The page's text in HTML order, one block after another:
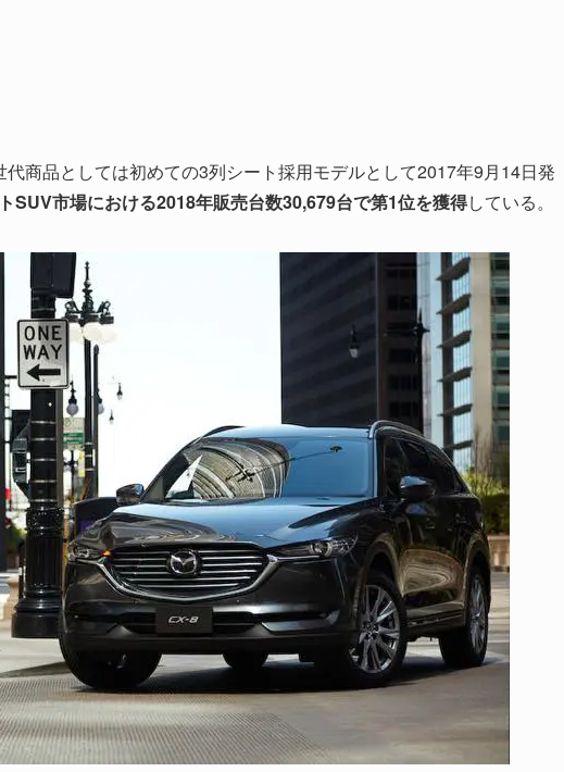
商品としては初めての3列シート採用モデルとして2017年9月14日発
SUV市場における2018年販売台数30,679台で第1位を獲得している。